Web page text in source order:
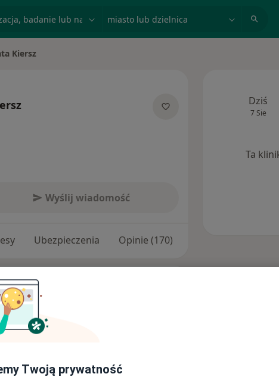
Kiersz
Wyślij wiadomość
Ubezpieczenia Opinie (170)
Dziś
7 Sie
Ta
Twoją prywatność